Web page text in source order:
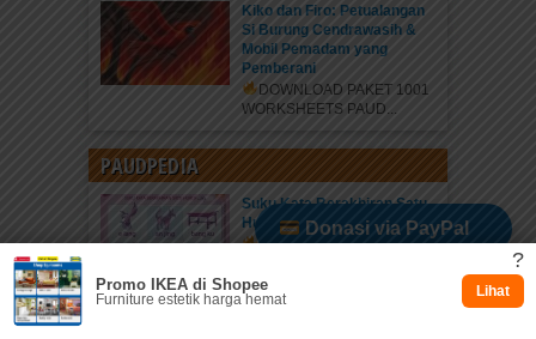
Kiko dan Firo: Petualangan
Si Burung Cendrawasih &
Mobil Pemadam yang
Pemberani
DOWNLOAD PAKET 1001
WORKSHEETS PAUD...
PAUDPEDIA
Suku Kata Berakhiran Satu
Huruf “ng”
PROMO TERBATAS • KLIK
Donasi via PayPal
Dukung via Kitabisa
?
Promo IKEA di Shopee
Furniture estetik harga hemat Lihat